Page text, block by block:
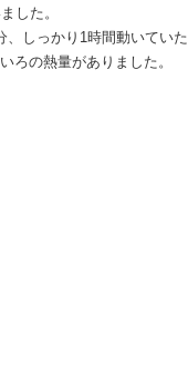
した。
、しっかり1時間動いていた
ろの熱量がありました。